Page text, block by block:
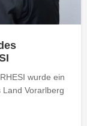
wurde ein
Vorarlberg